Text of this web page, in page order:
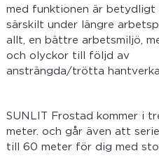
med funktionen är betydligt
särskilt under längre
allt, en bättre arbetsmiljö,
och olyckor till följd av
ansträngda/trötta
SUNLIT Frostad kommer i
meter. och går även att
till 60 meter för dig med